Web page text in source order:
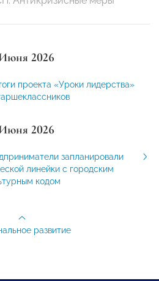
2026
проекта «Уроки лидерства»
2026
запланировали
линейки с городским
кодом
развитие